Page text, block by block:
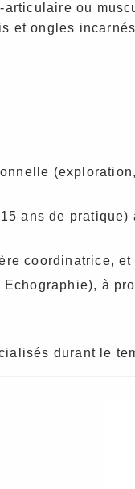
ou
et ongles
ans de
coordinatrice,
à
durant le